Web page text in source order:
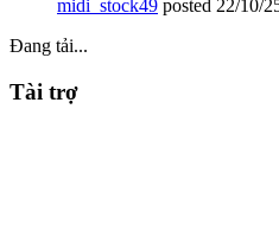
midi_stock49 posted 22/10/
Đang tải...
Tài trợ